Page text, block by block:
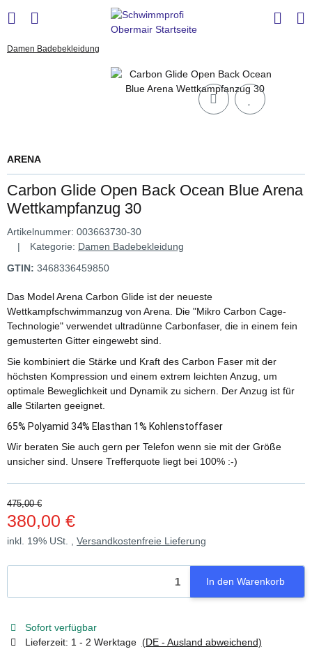
Damen Badebekleidung
ARENA
Carbon Glide Open Back Ocean Blue Arena
Wettkampfanzug 30
Artikelnummer: 003663730-30
Kategorie: Damen Badebekleidung
GTIN: 3468336459850
Das Model Arena Carbon Glide ist der neueste
Wettkampfschwimmanzug von Arena. Die "Mikro Carbon Cage-
Technologie" verwendet ultradünne Carbonfaser, die in einem fein
gemusterten Gitter eingewebt sind.
Sie kombiniert die Stärke und Kraft des Carbon Faser mit der
höchsten Kompression und einem extrem leichten Anzug, um
optimale Beweglichkeit und Dynamik zu sichern. Der Anzug ist für
alle Stilarten geeignet.
65% Polyamid 34% Elasthan 1% Kohlenstoffaser
Wir beraten Sie auch gern per Telefon wenn sie mit der Größe
unsicher sind. Unsere Trefferquote liegt bei 100% :-)
475,00 €
380,00 €
inkl. 19% USt. , Versandkostenfreie Lieferung
In den Warenkorb
Sofort verfügbar
Lieferzeit: 1 - 2 Werktage (DE - Ausland abweichend)